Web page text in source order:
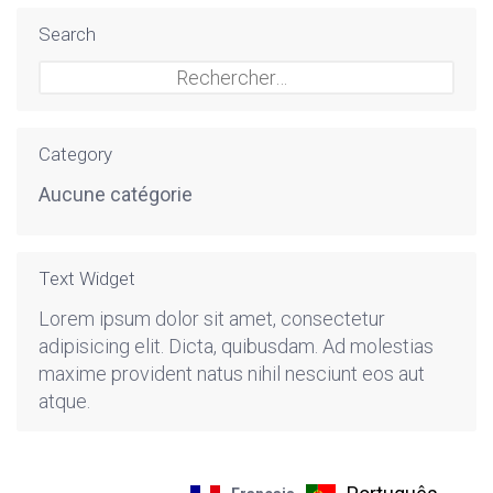
Search
Category
Aucune catégorie
Text Widget
Lorem ipsum dolor sit amet, consectetur
adipisicing elit. Dicta, quibusdam. Ad molestias
maxime provident natus nihil nesciunt eos aut
atque.